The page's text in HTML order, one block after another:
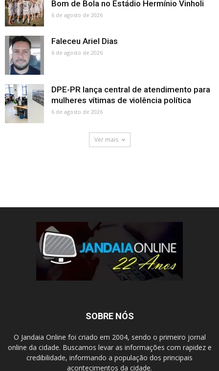
Bom de Bola no Estádio Hermínio Vinholi
6 de agosto de 2026
Faleceu Ariel Dias
6 de agosto de 2026
DPE-PR lança central de atendimento para
mulheres vítimas de violência política
6 de agosto de 2026
Ver mais
SOBRE NÓS
O Jandaia Online foi criado em 2004, sendo o primeiro jornal
online da cidade. Buscamos levar as informações com rapidez e
credibilidade, informando a população dos principais
acontecimentos da cidade.